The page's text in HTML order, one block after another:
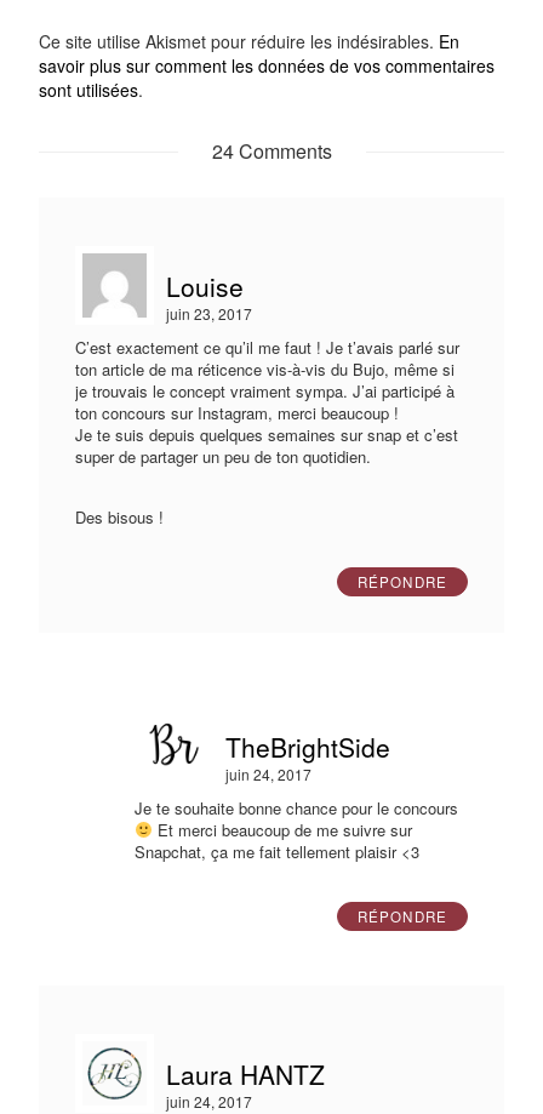
Ce site utilise Akismet pour réduire les indésirables. En
savoir plus sur comment les données de vos commentaires
sont utilisées.
24 Comments
Louise
juin 23, 2017
C’est exactement ce qu’il me faut ! Je t’avais parlé sur
ton article de ma réticence vis-à-vis du Bujo, même si
je trouvais le concept vraiment sympa. J’ai participé à
ton concours sur Instagram, merci beaucoup !
Je te suis depuis quelques semaines sur snap et c’est
super de partager un peu de ton quotidien.
Des bisous !
RÉPONDRE
TheBrightSide
juin 24, 2017
Je te souhaite bonne chance pour le concours
Et merci beaucoup de me suivre sur
Snapchat, ça me fait tellement plaisir <3
RÉPONDRE
Laura HANTZ
juin 24, 2017